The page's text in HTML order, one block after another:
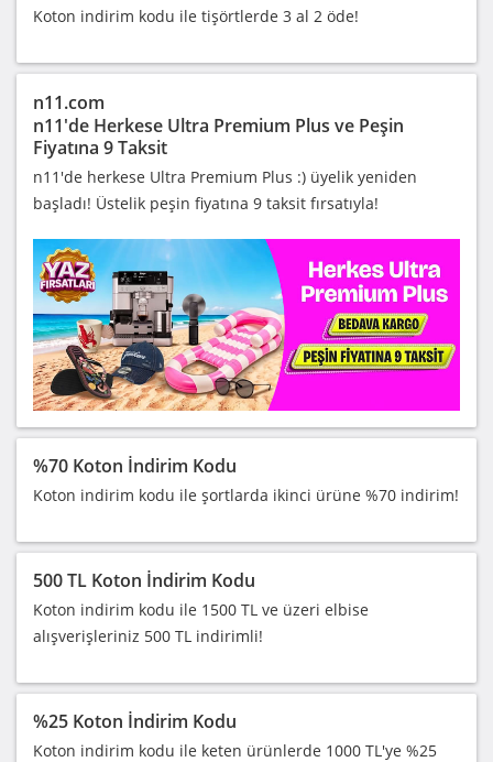
Koton indirim kodu ile tişörtlerde 3 al 2 öde!
n11.com
n11'de Herkese Ultra Premium Plus ve Peşin
Fiyatına 9 Taksit
n11'de herkese Ultra Premium Plus :) üyelik yeniden
başladı! Üstelik peşin fiyatına 9 taksit fırsatıyla!
%70 Koton İndirim Kodu
Koton indirim kodu ile şortlarda ikinci ürüne %70 indirim!
500 TL Koton İndirim Kodu
Koton indirim kodu ile 1500 TL ve üzeri elbise
alışverişleriniz 500 TL indirimli!
%25 Koton İndirim Kodu
Koton indirim kodu ile keten ürünlerde 1000 TL'ye %25